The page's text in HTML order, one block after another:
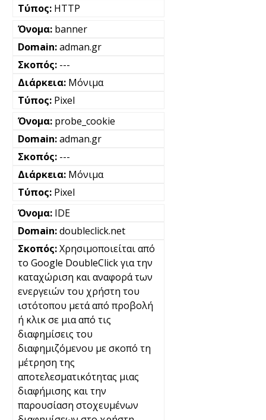
HTTP
banner
adman.gr
---
Μόνιμα
Pixel
probe_cookie
adman.gr
---
Μόνιμα
Pixel
IDE
doubleclick.net
Χρησιμοποιείται από
το Google DoubleClick για την
καταχώριση και αναφορά των
ενεργειών του χρήστη του
ιστότοπου μετά από προβολή
ή κλικ σε μια από τις
διαφημίσεις του
διαφημιζόμενου με σκοπό τη
μέτρηση της
αποτελεσματικότητας μιας
διαφήμισης και την
παρουσίαση στοχευμένων